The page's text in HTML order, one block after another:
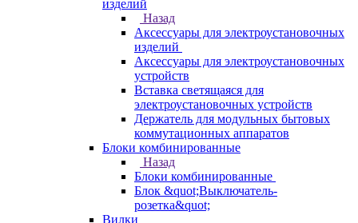
изделий
Назад
Аксессуары для электроустановочных
изделий
Аксессуары для электроустановочных
устройств
Вставка светящаяся для
электроустановочных устройств
Держатель для модульных бытовых
коммутационных аппаратов
Блоки комбинированные
Назад
Блоки комбинированные
Блок &quot;Выключатель-
розетка&quot;
Вилки